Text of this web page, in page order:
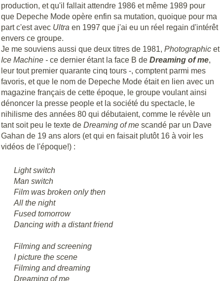
production, et qu'il fallait attendre 1986 et même 1989 pour
que Depeche Mode opère enfin sa mutation, quoique pour ma
part c'est avec Ultra en 1997 que j'ai eu un réel regain d'intérêt
envers ce groupe.
Je me souviens aussi que deux titres de 1981, Photographic et
Ice Machine - ce dernier étant la face B de Dreaming of me,
leur tout premier quarante cinq tours -, comptent parmi mes
favoris, et que le nom de Depeche Mode était en lien avec un
magazine français de cette époque, le groupe voulant ainsi
dénoncer la presse people et la société du spectacle, le
nihilisme des années 80 qui débutaient, comme le révèle un
tant soit peu le texte de Dreaming of me scandé par un Dave
Gahan de 19 ans alors (et qui en faisait plutôt 16 à voir les
vidéos de l'époque!) :
Light switch
Man switch
Film was broken only then
All the night
Fused tomorrow
Dancing with a distant friend
Filming and screening
I picture the scene
Filming and dreaming
Dreaming of me